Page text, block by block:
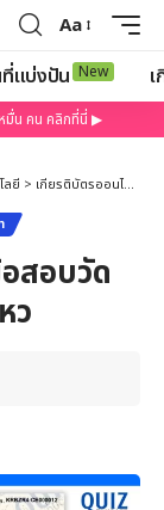
Aa
แบ่งปัน New
มื่น คน คลิกที่นี่ ▶
ลยี > เกียรติบัตรออนไลน์ฟรี ทำข้อสอบวัดระดับความรู้ เรื่อง แผ่นดินไหว
สอบวัด
ว